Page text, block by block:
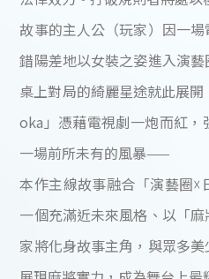
故事的主人公（玩家）因一
錯陽差地以女裝之姿進入演
桌上對局的綺麗星途就此展
oka」憑藉電視劇一炮而紅
一場前所未有的風暴——
本作主線故事融合「演藝圈☓
一個充滿近未來風格、以「
家將化身故事主角，與眾多